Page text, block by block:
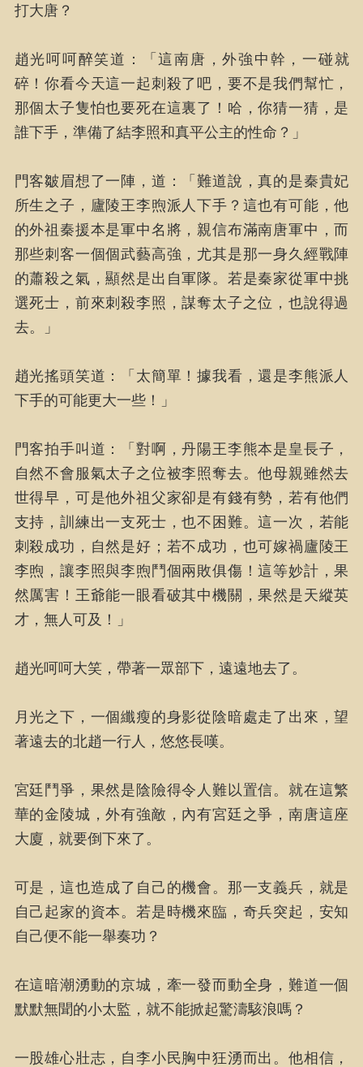
打大唐？
趙光呵呵醉笑道：「這南唐，外強中幹，一碰就
碎！你看今天這一起刺殺了吧，要不是我們幫忙，
那個太子隻怕也要死在這裏了！哈，你猜一猜，是
誰下手，準備了結李照和真平公主的性命？」
門客皺眉想了一陣，道：「難道說，真的是秦貴妃
所生之子，廬陵王李煦派人下手？這也有可能，他
的外祖秦援本是軍中名將，親信布滿南唐軍中，而
那些刺客一個個武藝高強，尤其是那一身久經戰陣
的蕭殺之氣，顯然是出自軍隊。若是秦家從軍中挑
選死士，前來刺殺李照，謀奪太子之位，也說得過
去。」
趙光搖頭笑道：「太簡單！據我看，還是李熊派人
下手的可能更大一些！」
門客拍手叫道：「對啊，丹陽王李熊本是皇長子，
自然不會服氣太子之位被李照奪去。他母親雖然去
世得早，可是他外祖父家卻是有錢有勢，若有他們
支持，訓練出一支死士，也不困難。這一次，若能
刺殺成功，自然是好；若不成功，也可嫁禍廬陵王
李煦，讓李照與李煦鬥個兩敗俱傷！這等妙計，果
然厲害！王爺能一眼看破其中機關，果然是天縱英
才，無人可及！」
趙光呵呵大笑，帶著一眾部下，遠遠地去了。
月光之下，一個纖瘦的身影從陰暗處走了出來，望
著遠去的北趙一行人，悠悠長嘆。
宮廷鬥爭，果然是陰險得令人難以置信。就在這繁
華的金陵城，外有強敵，內有宮廷之爭，南唐這座
大廈，就要倒下來了。
可是，這也造成了自己的機會。那一支義兵，就是
自己起家的資本。若是時機來臨，奇兵突起，安知
自己便不能一舉奏功？
在這暗潮湧動的京城，牽一發而動全身，難道一個
默默無聞的小太監，就不能掀起驚濤駭浪嗎？
一股雄心壯志，自李小民胸中狂湧而出。他相信，